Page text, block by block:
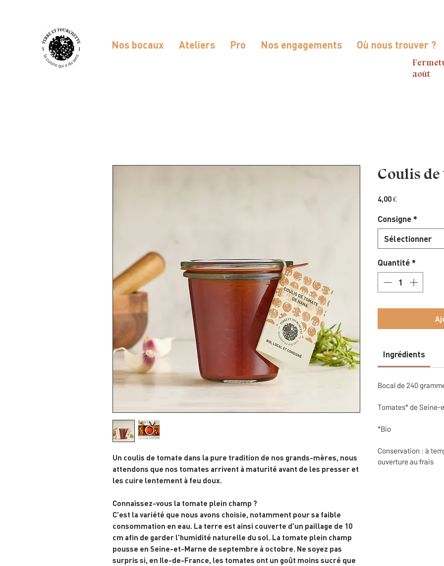
Nos bocaux Ateliers Pro Nos engagements Où nous trouver ?
août
Un coulis de tomate dans la pure tradition de nos grands-mères, nous
attendons que nos tomates arrivent à maturité avant de les presser et
les cuire lentement à feu doux.
Connaissez-vous la tomate plein champ ?
C'est la variété que nous avons choisie, notamment pour sa faible
consommation en eau. La terre est ainsi couverte d'un paillage de 10
cm afin de garder l'humidité naturelle du sol. La tomate plein champ
pousse en Seine-et-Marne de septembre à octobre. Ne soyez pas
surpris si, en Ile-de-France, les tomates ont un goût moins sucré que
Coulis
4,00 €Prix
Consigne*
Sélectionner
Quantité*
Ingrédients
Bocal de 240
Tomates* de Seine-
*Bio
Conservation : à
ouverture au frais